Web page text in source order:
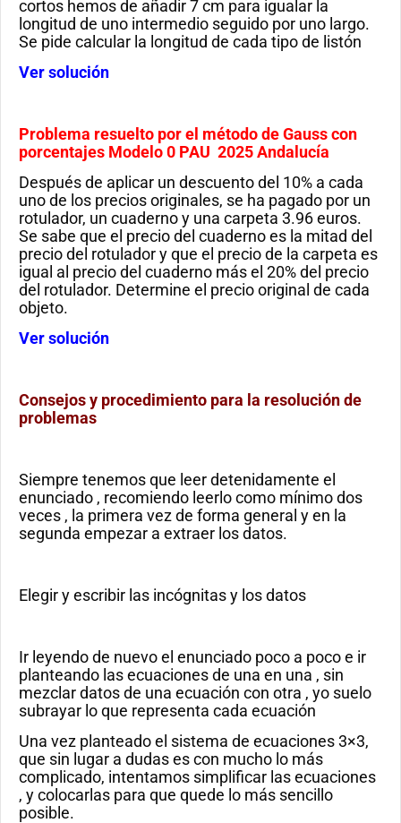
cortos hemos de añadir 7 cm para igualar la
longitud de uno intermedio seguido por uno largo.
Se pide calcular la longitud de cada tipo de listón
Ver solución
Problema resuelto por el método de Gauss con
porcentajes Modelo 0 PAU 2025 Andalucía
Después de aplicar un descuento del 10% a cada
uno de los precios originales, se ha pagado por un
rotulador, un cuaderno y una carpeta 3.96 euros.
Se sabe que el precio del cuaderno es la mitad del
precio del rotulador y que el precio de la carpeta es
igual al precio del cuaderno más el 20% del precio
del rotulador. Determine el precio original de cada
objeto.
Ver solución
Consejos y procedimiento para la resolución de
problemas
Siempre tenemos que leer detenidamente el
enunciado , recomiendo leerlo como mínimo dos
veces , la primera vez de forma general y en la
segunda empezar a extraer los datos.
Elegir y escribir las incógnitas y los datos
Ir leyendo de nuevo el enunciado poco a poco e ir
planteando las ecuaciones de una en una , sin
mezclar datos de una ecuación con otra , yo suelo
subrayar lo que representa cada ecuación
Una vez planteado el sistema de ecuaciones 3×3,
que sin lugar a dudas es con mucho lo más
complicado, intentamos simplificar las ecuaciones
, y colocarlas para que quede lo más sencillo
posible.